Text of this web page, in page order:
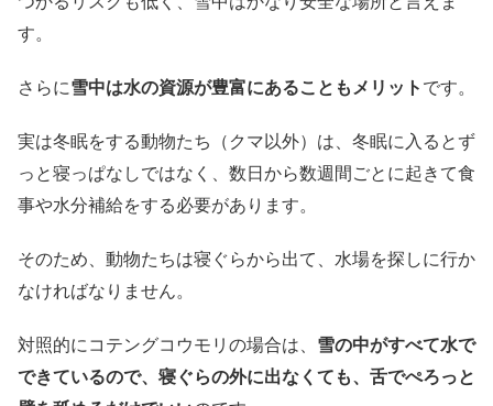
す。
さらに雪中は水の資源が豊富にあることもメリット です。
実は冬眠をする動物たち（クマ以外）は、冬眠に入るとず
っと寝っぱなしではなく、数日から数週間ごとに起きて食
事や水分補給をする必要があります。
そのため、動物たちは寝ぐらから出て、水場を探しに行か
なければなりません。
対照的にコテングコウモリの場合は、 雪の中がすべて水で
できているので、寝ぐらの外に出なくても、舌でぺろっと